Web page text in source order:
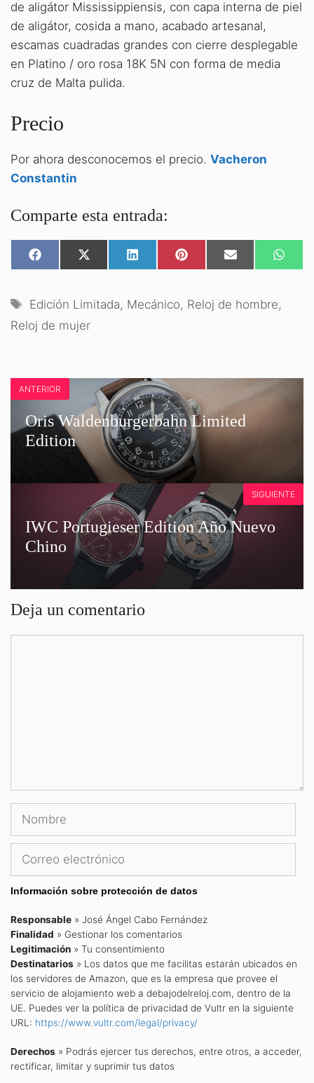
de aligátor Mississippiensis, con capa interna de piel
de aligátor, cosida a mano, acabado artesanal,
escamas cuadradas grandes con cierre desplegable
en Platino / oro rosa 18K 5N con forma de media
cruz de Malta pulida.
Precio
Por ahora desconocemos el precio. Vacheron
Constantin
Comparte esta entrada:
COMPARTIR
EN
COMPARTIR
EN
COMPARTIR
EN
COMPARTIR
EN
COMPARTIR
EN
EN
Etiquetas
Edición Limitada, Mecánico, Reloj de hombre,
Reloj de mujer
ANTERIOR
Oris Waldenburgerbahn Limited
Edition
IWC Portugieser Edition Año Nuevo
Chino
SIGUIENTE
Deja un comentario
Nombre
Correo
Información sobre protección de datos
Responsable » José Ángel Cabo Fernández
Finalidad » Gestionar los comentarios
Legitimación » Tu consentimiento
Destinatarios » Los datos que me facilitas estarán ubicados en
los servidores de Amazon, que es la empresa que provee el
servicio de alojamiento web a debajodelreloj.com, dentro de la
UE. Puedes ver la política de privacidad de Vultr en la siguiente
URL: https://www.vultr.com/legal/privacy/
Derechos » Podrás ejercer tus derechos, entre otros, a acceder,
rectificar, limitar y suprimir tus datos